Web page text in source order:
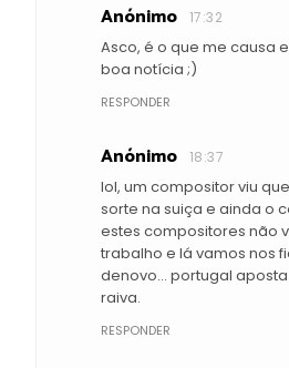
Anónimo 17:32
Asco, é o que me causa
boa notícia ;)
RESPONDER
Anónimo 18:37
lol, um compositor viu
sorte na suiça e ainda o
estes compositores não
trabalho e lá vamos nos
denovo... portugal
raiva.
RESPONDER